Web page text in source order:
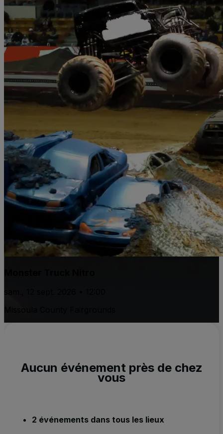
Aucun événement près de chez
vous
2 événements dans tous les lieux